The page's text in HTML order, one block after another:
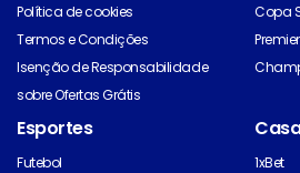
Política de cookies
Termos e Condições
Isenção de Responsabilidade
sobre Ofertas Grátis
Copa
Esportes
Futebol
1xBet